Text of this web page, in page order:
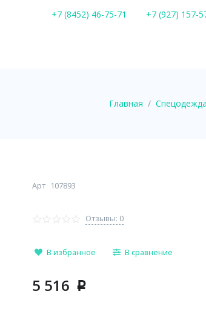
+7 (8452) 46-75-71 +7 (927) 157-
Главная Спецодежда
Арт 107893
Отзывы: 0
В избранное В сравнение
5 516 p